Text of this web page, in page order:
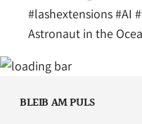
#lashextensions#AI
Astronaut in the
BLEIB AM PULS